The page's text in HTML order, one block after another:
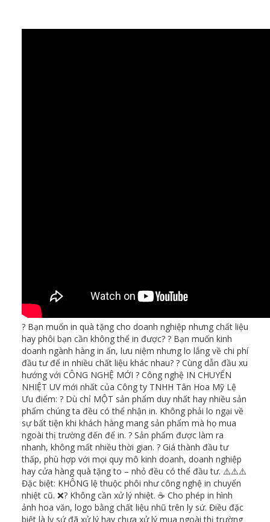
? Bạn muốn in quà tặng cho doanh nghiệp nhưng chất liệu
hay phôi bạn cần không thể in được? ? Bạn muốn kinh
doanh ngành hàng in ấn, lưu niệm nhưng lo lắng về chi phí
đầu tư để in nhiều chất liệu khác nhau? ? Cùng dẫn đầu xu
hướng với CÔNG NGHỆ MỚI ? Công nghệ IN CHUYỂN
NHIỆT UV mới nhất của Công ty TNHH Tân Hoa Mỹ Lệ
Ưu điểm: ? Dù chỉ MỘT sản phẩm duy nhất hay nhiều sản
phẩm chúng ta đều có thể nhận in. Không phải lo ngại về
sự bất tiện khi khách hàng mang sản phẩm mà họ mua
ngoài thị trường đến để in. ? Sản phẩm được làm ra
nhanh, không mất nhiều thời gian. ? Giá thành đầu tư
thấp, phù hợp với mọi quy mô kinh doanh, doanh nghiệp
hay cửa hàng quà tặng to – nhỏ đều có thể đầu tư. ⚠️⚠️⚠️
Đặc biệt: KHÔNG lệ thuộc phôi như công nghệ in chuyển
nhiệt cũ. ❌? Không cần xử lý nhiệt. ☕ Cho phép in hình
ảnh hoa văn, logo bằng chất liệu nhũ trên ly sứ. Điều đặc
biệt là ly sứ đã xử lý hay chưa xử lý mua ngoài thị trường